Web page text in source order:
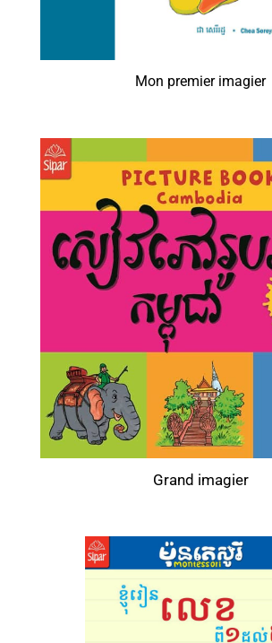
Mon premier imagier
Grand imagier